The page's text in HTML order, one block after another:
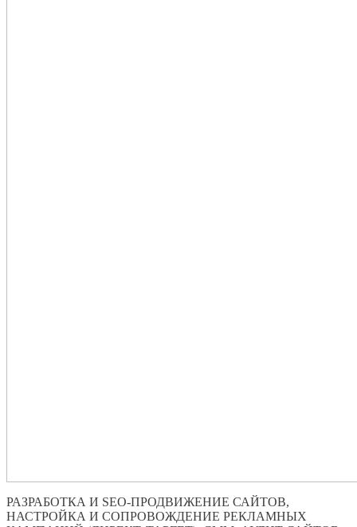
РАЗРАБОТКА И SEO-ПРОДВИЖЕНИЕ САЙТОВ,
НАСТРОЙКА И СОПРОВОЖДЕНИЕ РЕКЛАМНЫХ